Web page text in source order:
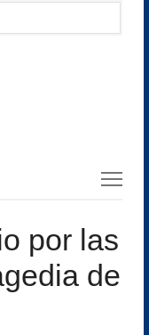
por las
de